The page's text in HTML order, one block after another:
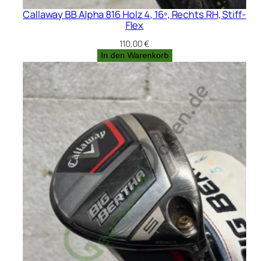
Callaway BB Alpha 816 Holz 4, 16º, Rechts RH, Stiff-
Flex
110,00€
In den Warenkorb